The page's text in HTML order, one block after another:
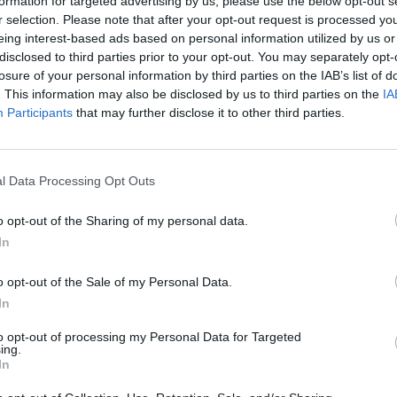
selection. Please note that after your opt-out request is processed
interest-based ads based on personal information utilized by us
to third parties prior to your opt-out. You may separately
of your personal information by third parties on the IAB’s list of
This information may also be disclosed by us to third parties on the
Participants that may further disclose it to other third parties.
Data Processing Opt Outs
opt-out of the Sharing of my personal data.
opt-out of the Sale of my Personal Data.
opt-out of processing my Personal Data for Targeted
Irán legfőbb vallási és politikai vezetője az
közlése szerint kijelentette: nem szabad
megvádolni azokat a nőket, akik nem viselik a
hidzsábot.
akik nem takarják el teljesen a hajukat hidzsábbal, ahogy azt
megkövetelik, nem szabad a vallás és az 1979-es iszlám
le az ajatollah iráni nők egy csoportjához beszélve.
amennyire csak lehetséges - tette hozzá....
portfolio.hu hírarchívumához tartozik, melynek olvasása
tartalmazza: